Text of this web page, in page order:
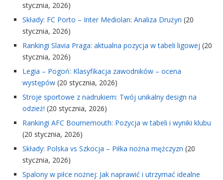
stycznia, 2026)
Składy: FC Porto – Inter Mediolan: Analiza Drużyn (20
stycznia, 2026)
Rankingi Slavia Praga: aktualna pozycja w tabeli ligowej (20
stycznia, 2026)
Legia – Pogoń: Klasyfikacja zawodników – ocena
występów (20 stycznia, 2026)
Stroje sportowe z nadrukiem: Twój unikalny design na
odzież! (20 stycznia, 2026)
Rankingi AFC Bournemouth: Pozycja w tabeli i wyniki klubu
(20 stycznia, 2026)
Składy: Polska vs Szkocja – Piłka nożna mężczyzn (20
stycznia, 2026)
Spalony w piłce nożnej: Jak naprawić i utrzymać idealne